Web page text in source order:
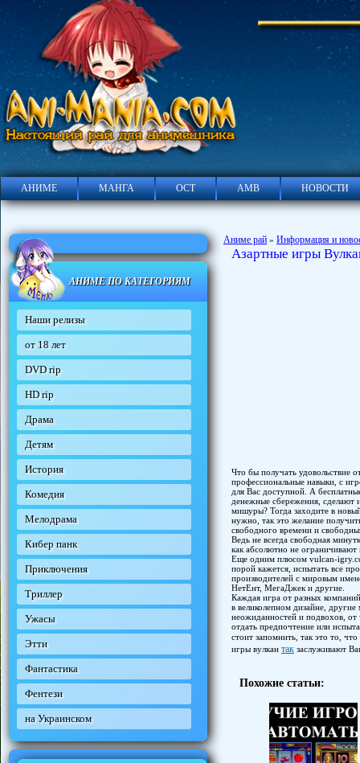
АНИМЕ МАНГА ОСТ АМВ НОВОСТИ
АНИМЕ ПО КАТЕГОРИЯМ
Наши релизы
от 18 лет
DVD rip
HD rip
Драма
Детям
История
Комедия
Мелодрама
Кибер панк
Приключения
Триллер
Ужасы
Этти
Фантастика
Фентези
на Украинском
Аниме рай » Информация и
Азартные игры
Что бы получать удовольствие
профессиональные навыки, с
для Вас доступной. А
денежные сбережения, сделают
мишуры? Тогда заходите в
нужно, так это желание
свободного времени и
Ведь не всегда свободная
как абсолютно не
Еще одним плюсом vulcan-
порой кажется, испытать все
производителей с мировым
НетЕнт, МегаДжек и другие.
Каждая игра от разных
в великолепном дизайне,
неожиданностей и подвохов,
отдать предпочтение или
стоит запомнить, так это то, что
игры вулкан так заслуживают
Похожие статьи: